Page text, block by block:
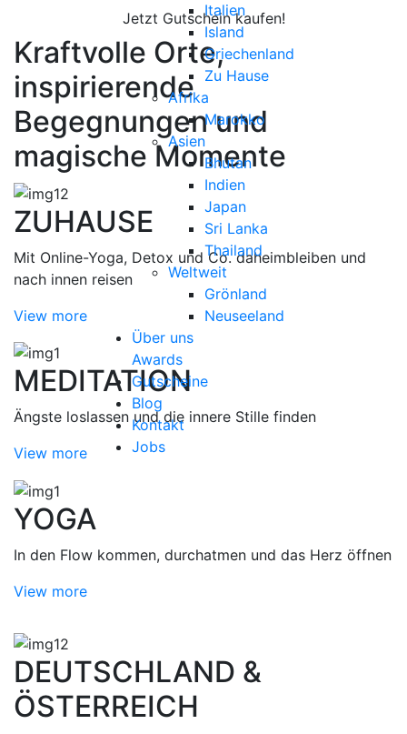
Italien
Island
Griechenland
Zu Hause
Afrika
Marokko
Asien
Bhutan
Indien
Japan
Sri Lanka
Thailand
Weltweit
Grönland
Neuseeland
Über uns
Awards
Gutscheine
Blog
Kontakt
Jobs
Jetzt Gutschein kaufen!
Kraftvolle Orte,
inspirierende
Begegnungen und
magische Momente
ZUHAUSE
Mit Online-Yoga, Detox und Co. daheimbleiben und
nach innen reisen
View more
MEDITATION
Ängste loslassen und die innere Stille finden
View more
YOGA
In den Flow kommen, durchatmen und das Herz öffnen
View more
DEUTSCHLAND &
ÖSTERREICH